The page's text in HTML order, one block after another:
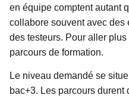
en équipe comptent autant
collabore souvent avec des
des testeurs. Pour aller
parcours de formation.
Le niveau demandé se
bac+3. Les parcours durent